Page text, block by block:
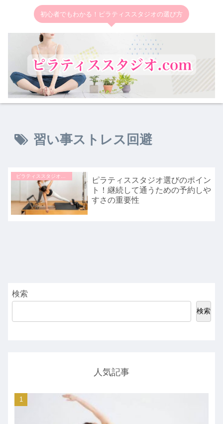
初心者でもわかる！ピラティススタジオの選び方
習い事ストレス回避
ピラティススタジオ選びのポイン
ト！継続して通うための予約しや
すさの重要性
検索
検索
人気記事